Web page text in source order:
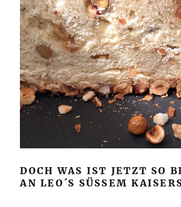
DOCH WAS IST JETZT SO
AN LEO´S SÜSSEM